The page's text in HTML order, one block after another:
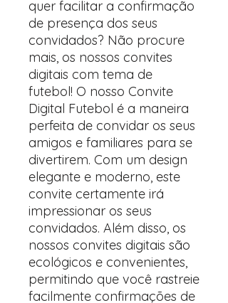
quer facilitar a confirmação
de presença dos seus
convidados? Não procure
mais, os nossos convites
digitais com tema de
futebol! O nosso Convite
Digital Futebol é a maneira
perfeita de convidar os seus
amigos e familiares para se
divertirem. Com um design
elegante e moderno, este
convite certamente irá
impressionar os seus
convidados. Além disso, os
nossos convites digitais são
ecológicos e convenientes,
permitindo que você rastreie
facilmente confirmações de